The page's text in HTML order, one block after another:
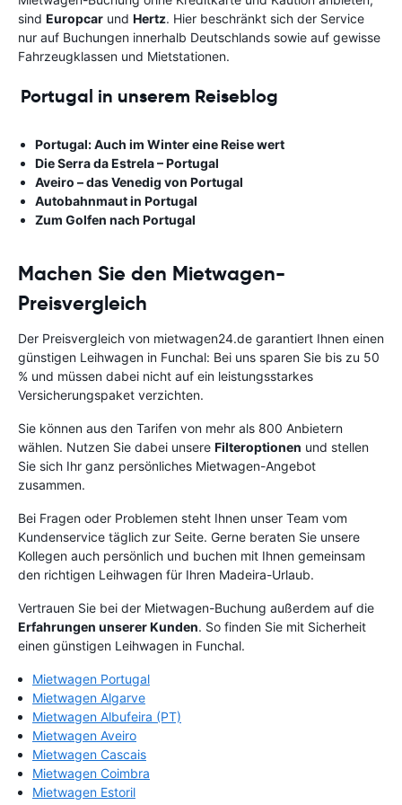
sind Europcar und Hertz. Hier beschränkt sich der Service
nur auf Buchungen innerhalb Deutschlands sowie auf gewisse
Fahrzeugklassen und Mietstationen.
Portugal in unserem Reiseblog
Portugal: Auch im Winter eine Reise wert
Die Serra da Estrela – Portugal
Aveiro – das Venedig von Portugal
Autobahnmaut in Portugal
Zum Golfen nach Portugal
Machen Sie den Mietwagen-
Preisvergleich
Der Preisvergleich von mietwagen24.de garantiert Ihnen einen
günstigen Leihwagen in Funchal: Bei uns sparen Sie bis zu 50
% und müssen dabei nicht auf ein leistungsstarkes
Versicherungspaket verzichten.
Sie können aus den Tarifen von mehr als 800 Anbietern
wählen. Nutzen Sie dabei unsere Filteroptionen und stellen
Sie sich Ihr ganz persönliches Mietwagen-Angebot
zusammen.
Bei Fragen oder Problemen steht Ihnen unser Team vom
Kundenservice täglich zur Seite. Gerne beraten Sie unsere
Kollegen auch persönlich und buchen mit Ihnen gemeinsam
den richtigen Leihwagen für Ihren Madeira-Urlaub.
Vertrauen Sie bei der Mietwagen-Buchung außerdem auf die
Erfahrungen unserer Kunden. So finden Sie mit Sicherheit
einen günstigen Leihwagen in Funchal.
Mietwagen Portugal
Mietwagen Algarve
Mietwagen Albufeira (PT)
Mietwagen Aveiro
Mietwagen Cascais
Mietwagen Coimbra
Mietwagen Estoril